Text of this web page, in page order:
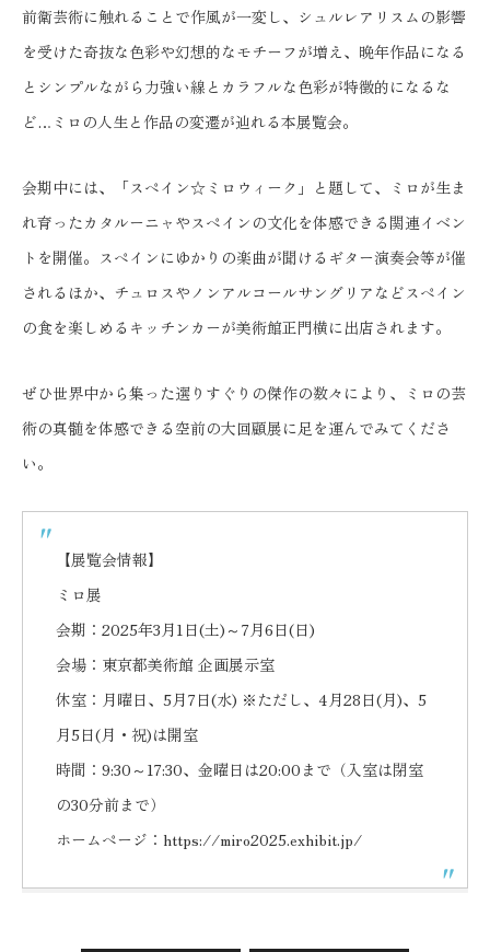
前衛芸術に触れることで作風が一変し、シュルレアリスムの影響
を受けた奇抜な色彩や幻想的なモチーフが増え、晩年作品になる
とシンプルながら力強い線とカラフルな色彩が特徴的になるな
ど…ミロの人生と作品の変遷が辿れる本展覧会。
会期中には、「スペイン☆ミロウィーク」と題して、ミロが生ま
れ育ったカタルーニャやスペインの文化を体感できる関連イベン
トを開催。スペインにゆかりの楽曲が聞けるギター演奏会等が催
されるほか、チュロスやノンアルコールサングリアなどスペイン
の食を楽しめるキッチンカーが美術館正門横に出店されます。
ぜひ世界中から集った選りすぐりの傑作の数々により、ミロの芸
術の真髄を体感できる空前の大回顧展に足を運んでみてくださ
い。
【展覧会情報】
ミロ展
会期：2025年3月1日(土)～7月6日(日)
会場：東京都美術館 企画展示室
休室：月曜日、5月7日(水) ※ただし、4月28日(月)、5
月5日(月・祝)は開室
時間：9:30～17:30、金曜日は20:00まで（入室は閉室
の30分前まで）
ホームページ： https://miro2025.exhibit.jp/